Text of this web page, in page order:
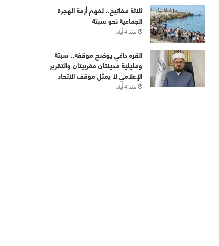
ثلاثة مفاتيح.. لفهم أزمة الهجرة
الجماعية نحو سبتة
منذ 4 أيام
القره داغي يوضح موقفه.. سبتة
ومليلية مدينتان مغربيتان والتقرير
الإعلامي لا يمثل موقف الاتحاد
منذ 4 أيام